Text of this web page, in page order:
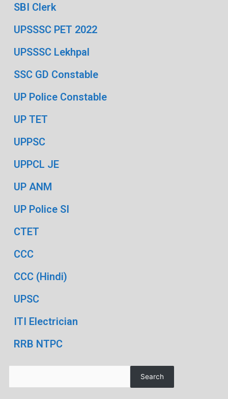
SBI Clerk
UPSSSC PET 2022
UPSSSC Lekhpal
SSC GD Constable
UP Police Constable
UP TET
UPPSC
UPPCL JE
UP ANM
UP Police SI
CTET
CCC
CCC (Hindi)
UPSC
ITI Electrician
RRB NTPC
Search